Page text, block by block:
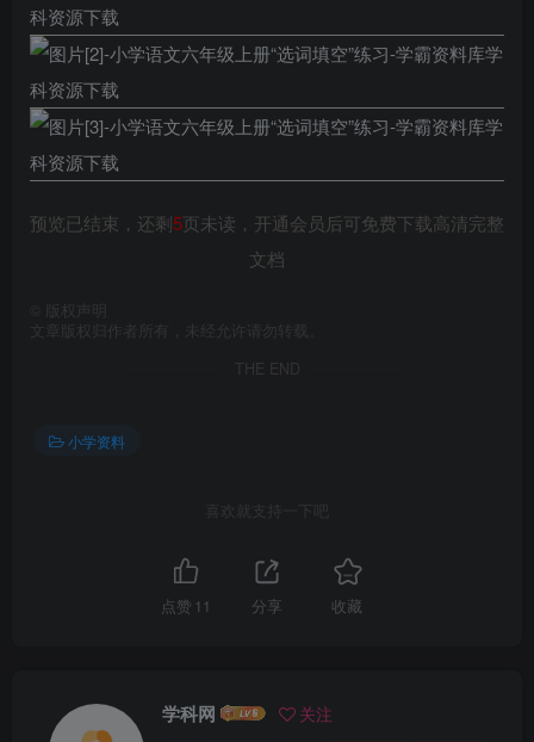
预览已结束，还剩5页未读，开通会员后可免费下载高清完整
文档
版权声明
文章版权归作者所有，未经允许请勿转载。
THE END
小学资料
喜欢就支持一下吧
点赞 11 分享 收藏
学科网 关注